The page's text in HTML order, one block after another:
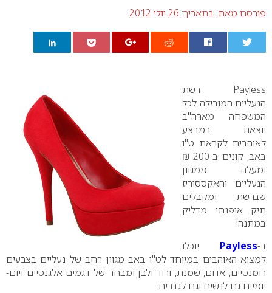
פורסם מאת: בתאריך: 26 יולי 2012
Payless
רשת
הנעליים המובילה לכל
המשפחה מארה"ב
יוצאת במבצע
לאוהבים לקראת ט"ו
באב, קונים ב-200 ₪
ומעלה ממגוון
הנעליים והאקססוריז
שברשת ומקבלים
תיק אופנתי מדליק
במתנה!
ב-Payless
יוכלו
למצוא האוהבים במיוחד לט"ו באב מגוון רחב של נעליים בצבעים
רומנטיים, אדום, שמנת, ורוד ולבן ומבחר של דגמים אלגנטיים ויום-
יומיים גם לנשים וגם לגברים.